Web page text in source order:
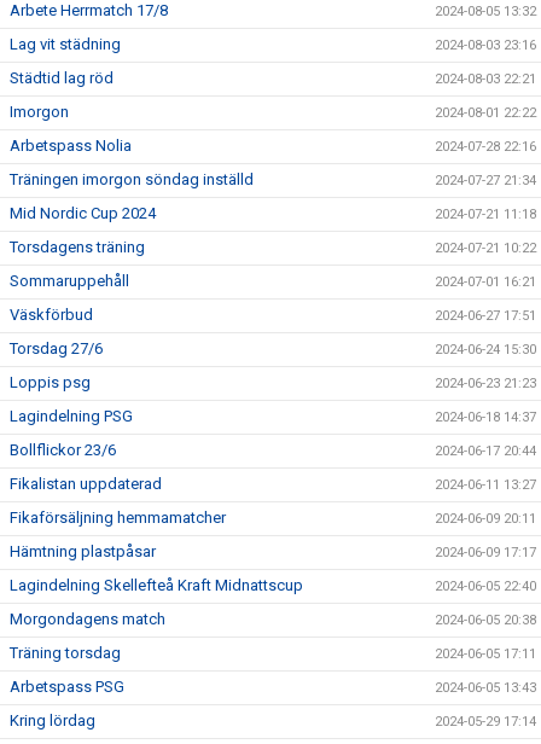
Arbete Herrmatch 17/8 2024-08-05 13:32
Lag vit städning 2024-08-03 23:16
Städtid lag röd 2024-08-03 22:21
Imorgon 2024-08-01 22:22
Arbetspass Nolia 2024-07-28 22:16
Träningen imorgon söndag inställd 2024-07-27 21:34
Mid Nordic Cup 2024 2024-07-21 11:18
Torsdagens träning 2024-07-21 10:22
Sommaruppehåll 2024-07-01 16:21
Väskförbud 2024-06-27 17:51
Torsdag 27/6 2024-06-24 15:30
Loppis psg 2024-06-23 21:23
Lagindelning PSG 2024-06-18 14:37
Bollflickor 23/6 2024-06-17 20:44
Fikalistan uppdaterad 2024-06-11 13:27
Fikaförsäljning hemmamatcher 2024-06-09 20:11
Hämtning plastpåsar 2024-06-09 17:17
Lagindelning Skellefteå Kraft Midnattscup 2024-06-05 22:40
Morgondagens match 2024-06-05 20:38
Träning torsdag 2024-06-05 17:11
Arbetspass PSG 2024-06-05 13:43
Kring lördag 2024-05-29 17:14